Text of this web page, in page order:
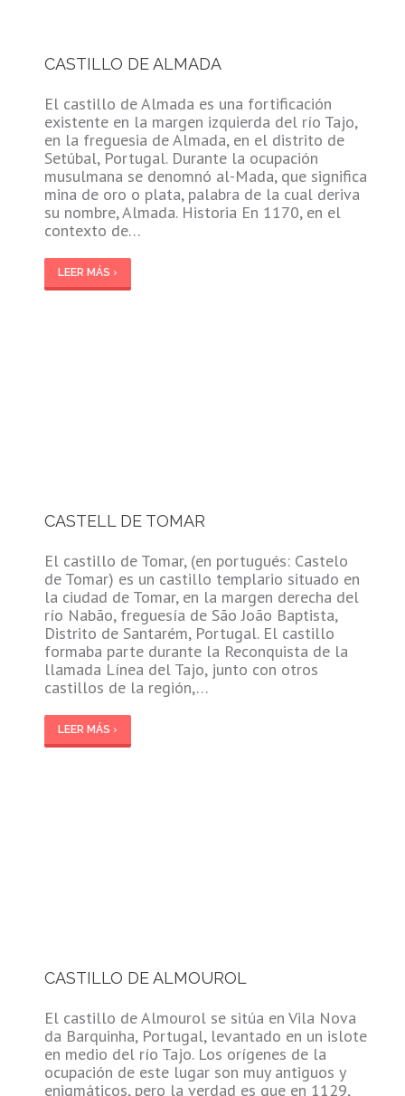
CASTILLO DE ALMADA
El castillo de Almada es una fortificación
existente en la margen izquierda del río Tajo,
en la freguesia de Almada, en el distrito de
Setúbal, Portugal. Durante la ocupación
musulmana se denomnó al-Mada, que significa
mina de oro o plata, palabra de la cual deriva
su nombre, Almada. Historia En 1170, en el
contexto de…
LEER MÁS ›
CASTELL DE TOMAR
El castillo de Tomar, (en portugués: Castelo
de Tomar) es un castillo templario situado en
la ciudad de Tomar, en la margen derecha del
río Nabão, freguesía de São João Baptista,
Distrito de Santarém, Portugal. El castillo
formaba parte durante la Reconquista de la
llamada Línea del Tajo, junto con otros
castillos de la región,…
LEER MÁS ›
CASTILLO DE ALMOUROL
El castillo de Almourol se sitúa en Vila Nova
da Barquinha, Portugal, levantado en un islote
en medio del río Tajo. Los orígenes de la
ocupación de este lugar son muy antiguos y
enigmáticos, pero la verdad es que en 1129,